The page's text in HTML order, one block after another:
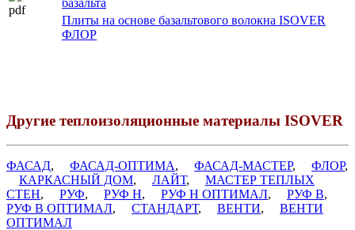
Плиты на основе базальтового волокна ISOVER
ФЛОР
Другие теплоизоляционные материалы ISOVER
ФАСАД, ФАСАД-ОПТИМА, ФАСАД-МАСТЕР, ФЛОР,
КАРКАСНЫЙ ДОМ, ЛАЙТ, МАСТЕР ТЕПЛЫХ
СТЕН, РУФ, РУФ Н, РУФ Н ОПТИМАЛ, РУФ В,
РУФ В ОПТИМАЛ, СТАНДАРТ, ВЕНТИ, ВЕНТИ
ОПТИМАЛ